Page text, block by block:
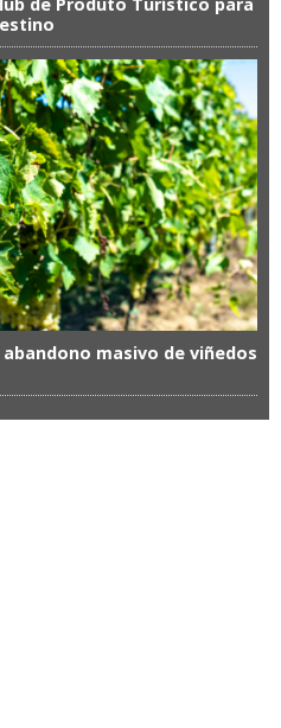
masivo de viñedos